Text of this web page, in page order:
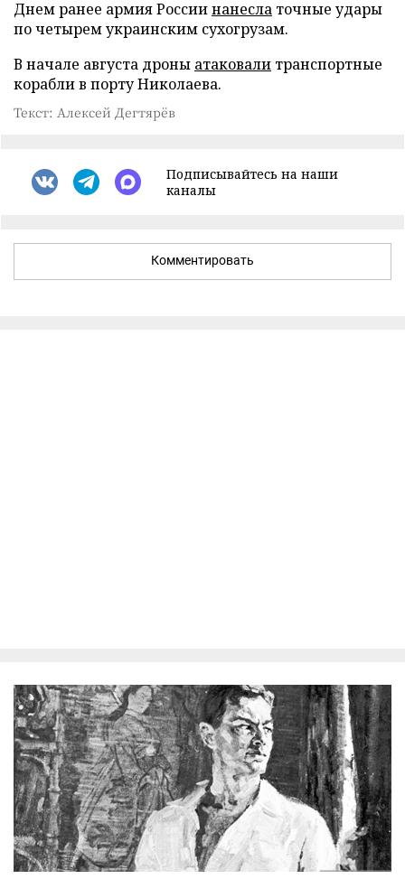
Днем ранее армия Россиинанесла точные удары
по четырем украинским сухогрузам.
В начале августа дроны атаковали транспортные
корабли в порту Николаева.
Текст: Алексей Дегтярёв
Подписывайтесь на наши
каналы
Комментировать